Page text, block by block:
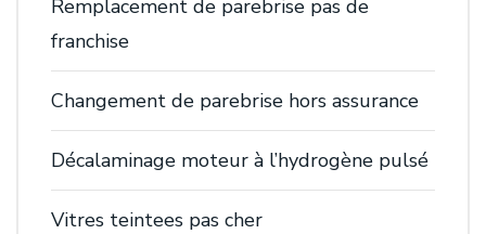
Remplacement de parebrise pas de
franchise
Changement de parebrise hors assurance
Décalaminage moteur à l’hydrogène pulsé
Vitres teintees pas cher